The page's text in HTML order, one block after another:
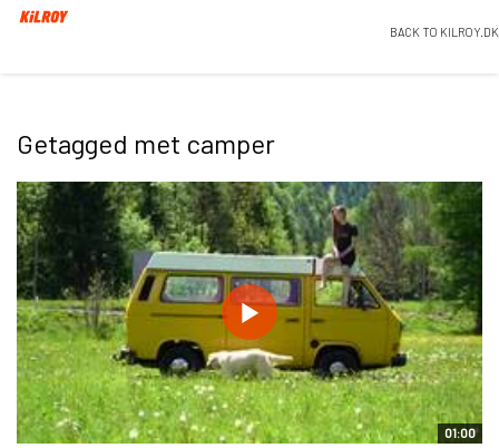
BACK TO KILROY.DK
Getagged met camper
01:00